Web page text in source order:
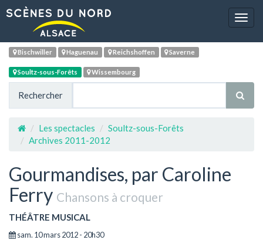
Bischwiller Haguenau Reichshoffen Saverne
Soultz-sous-Forêts Wissembourg
Rechercher
Les spectacles
Soultz-sous-Forêts
Archives 2011-2012
Gourmandises, par Caroline
Ferry Chansons à croquer
THÉÂTRE MUSICAL
sam. 10 mars 2012 - 20h30